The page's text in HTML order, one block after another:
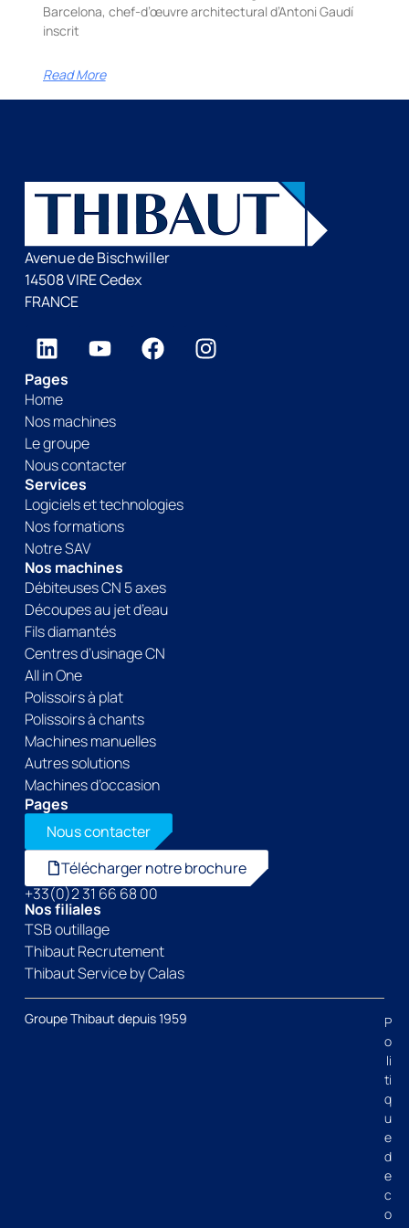
Barcelona, chef-d’œuvre architectural d’Antoni Gaudí
inscrit
Read More
Avenue de Bischwiller
14508 VIRE Cedex
FRANCE
Pages
Home
Nos machines
Le groupe
Nous contacter
Services
Logiciels et technologies
Nos formations
Notre SAV
Nos machines
Débiteuses CN 5 axes
Découpes au jet d’eau
Fils diamantés
Centres d’usinage CN
All in One
Polissoirs à plat
Polissoirs à chants
Machines manuelles
Autres solutions
Machines d’occasion
Pages
Nous contacter
Télécharger notre brochure
+33(0)2 31 66 68 00
Nos filiales
TSB outillage
Thibaut Recrutement
Thibaut Service by Calas
Groupe Thibaut depuis 1959
P
o
li
ti
q
u
e
d
e
c
o